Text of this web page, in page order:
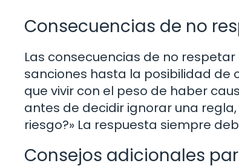
Consecuencias de no
Las consecuencias de no
sanciones hasta la posibilidad de
que vivir con el peso de haber
antes de decidir ignorar una
riesgo?» La respuesta siempre
Consejos adicionales